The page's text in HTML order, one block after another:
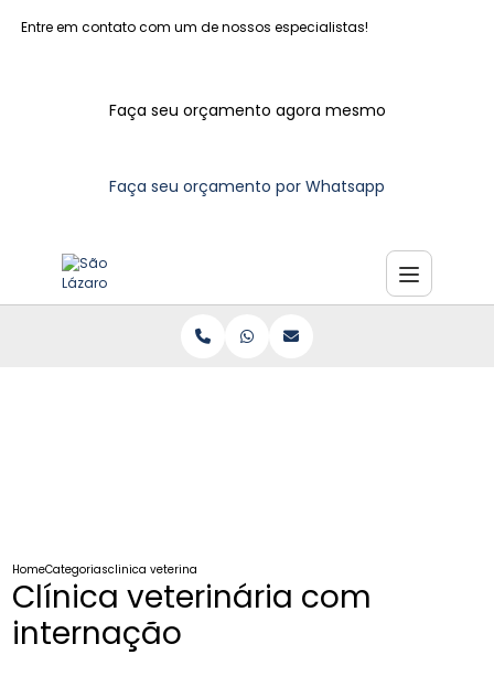
Entre em contato com um de nossos especialistas!
Faça seu orçamento agora mesmo
Faça seu orçamento por Whatsapp
HomeCategoriasclinica veterinaria internacao
Clínica veterinária com
internação